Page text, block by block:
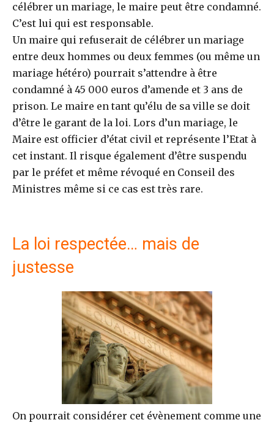
célébrer un mariage, le maire peut être condamné.
C’est lui qui est responsable.
Un maire qui refuserait de célébrer un mariage
entre deux hommes ou deux femmes (ou même un
mariage hétéro) pourrait s’attendre à être
condamné à 45 000 euros d’amende et 3 ans de
prison. Le maire en tant qu’élu de sa ville se doit
d’être le garant de la loi. Lors d’un mariage, le
Maire est officier d’état civil et représente l’Etat à
cet instant. Il risque également d’être suspendu
par le préfet et même révoqué en Conseil des
Ministres même si ce cas est très rare.
La loi respectée… mais de
justesse
On pourrait considérer cet évènement comme une